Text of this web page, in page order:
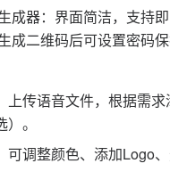
成器：界面简洁，支持
成二维码后可设置密码保
上传语音文件，根据需
。
可调整颜色、添加Logo